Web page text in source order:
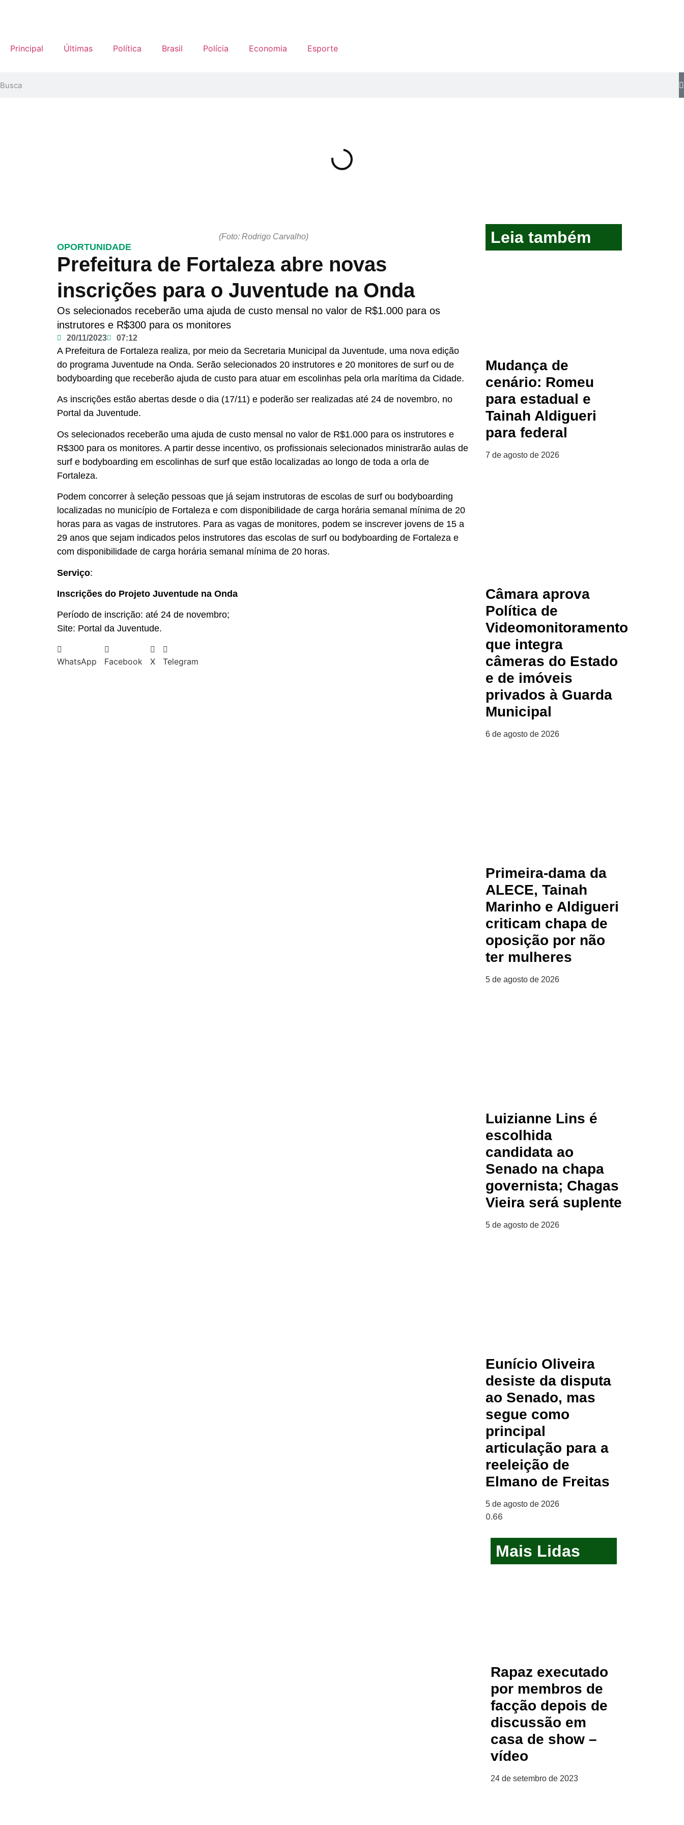
Principal Últimas Política Brasil Polícia Economia Esporte
(Foto: Rodrigo Carvalho)
OPORTUNIDADE
Prefeitura de Fortaleza abre novas
inscrições para o Juventude na Onda
Os selecionados receberão uma ajuda de custo mensal no valor de R$1.000 para os
instrutores e R$300 para os monitores
20/11/2023 07:12
A Prefeitura de Fortaleza realiza, por meio da Secretaria Municipal da Juventude, uma nova edição
do programa Juventude na Onda. Serão selecionados 20 instrutores e 20 monitores de surf ou de
bodyboarding que receberão ajuda de custo para atuar em escolinhas pela orla marítima da Cidade.
As inscrições estão abertas desde o dia (17/11) e poderão ser realizadas até 24 de novembro, no
Portal da Juventude.
Os selecionados receberão uma ajuda de custo mensal no valor de R$1.000 para os instrutores e
R$300 para os monitores. A partir desse incentivo, os profissionais selecionados ministrarão aulas de
surf e bodyboarding em escolinhas de surf que estão localizadas ao longo de toda a orla de
Fortaleza.
Podem concorrer à seleção pessoas que já sejam instrutoras de escolas de surf ou bodyboarding
localizadas no município de Fortaleza e com disponibilidade de carga horária semanal mínima de 20
horas para as vagas de instrutores. Para as vagas de monitores, podem se inscrever jovens de 15 a
29 anos que sejam indicados pelos instrutores das escolas de surf ou bodyboarding de Fortaleza e
com disponibilidade de carga horária semanal mínima de 20 horas.
Serviço:
Inscrições do Projeto Juventude na Onda
Período de inscrição: até 24 de novembro;
Site: Portal da Juventude.
WhatsApp Facebook X Telegram
Leia também
Mudança de
cenário: Romeu
para estadual e
Tainah Aldigueri
para federal
7 de agosto de 2026
Câmara aprova
Política de
Videomonitoramento
que integra
câmeras do Estado
e de imóveis
privados à Guarda
Municipal
6 de agosto de 2026
Primeira-dama da
ALECE, Tainah
Marinho e Aldigueri
criticam chapa de
oposição por não
ter mulheres
5 de agosto de 2026
Luizianne Lins é
escolhida
candidata ao
Senado na chapa
governista; Chagas
Vieira será suplente
5 de agosto de 2026
Eunício Oliveira
desiste da disputa
ao Senado, mas
segue como
principal
articulação para a
reeleição de
Elmano de Freitas
5 de agosto de 2026
Mais Lidas
Rapaz executado
por membros de
facção depois de
discussão em
casa de show –
vídeo
24 de setembro de 2023